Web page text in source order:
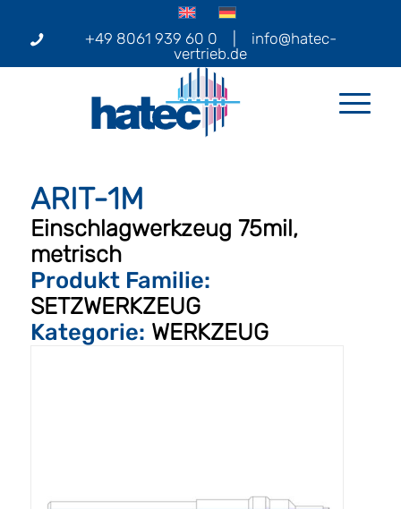
+49 8061 939 60 0
info@hatec-
vertrieb.de
ARIT-1M
Einschlagwerkzeug 75mil,
metrisch
Produkt Familie:
SETZWERKZEUG
Kategorie: WERKZEUG